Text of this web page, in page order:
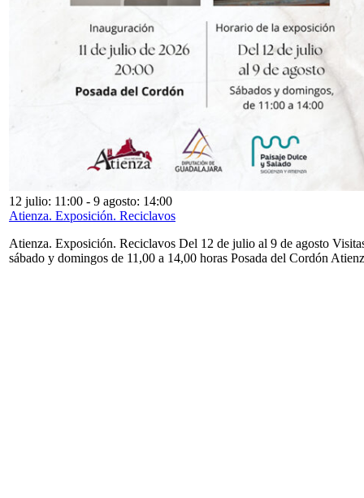
12 julio: 11:00 - 9 agosto: 14:00
Atienza. Exposición. Reciclavos
Atienza. Exposición. Reciclavos Del 12 de julio al 9 de agosto
sábado y domingos de 11,00 a 14,00 horas Posada del Cordón